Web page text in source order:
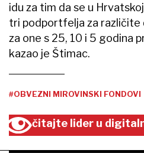
idu za tim da se u
tri podportfelja za različite
za one s 25, 10 i 5 godina
kazao je Štimac.
#OBVEZNI MIROVINSKI FONDOVI
čitajte lider u